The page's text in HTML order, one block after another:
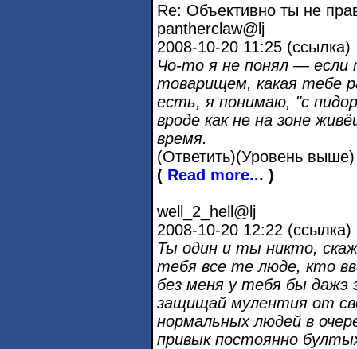
Re: Объективно ты не
pantherclaw@lj
2008-10-20 11:25 (ссылка)
Чо-то я не понял — если
товарищем, какая тебе
есть, я понимаю, "с
вроде как не на зоне
время.
(Ответить)(Уровень выше)
( Read more... )
well_2_hell@lj
2008-10-20 12:22 (ссылка)
Ты один и ты никто,
тебя все те люде, кто
без меня у тебя бы дажэ
защищай мулентия от
нормальных людей в
привык постоянно